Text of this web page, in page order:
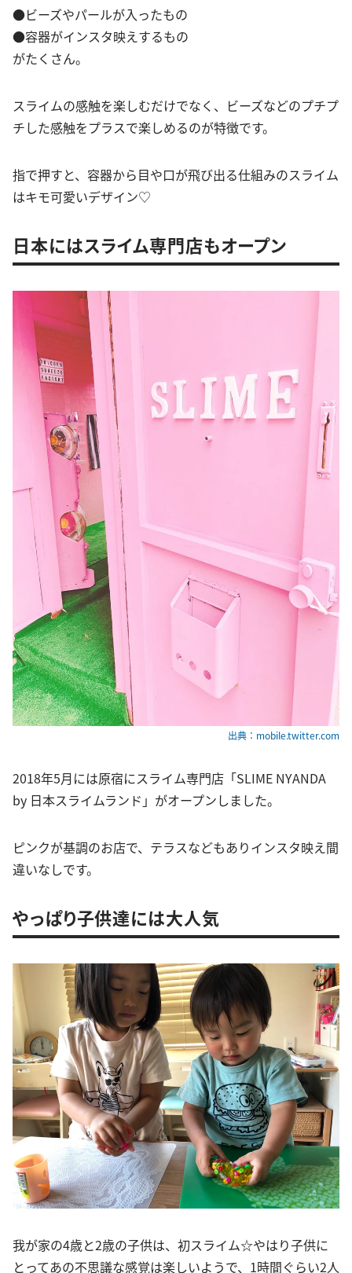
●ビーズやパールが入ったもの
●容器がインスタ映えするもの
がたくさん。
スライムの感触を楽しむだけでなく、ビーズなどのプチプ
チした感触をプラスで楽しめるのが特徴です。
指で押すと、容器から目や口が飛び出る仕組みのスライム
はキモ可愛いデザイン♡
日本にはスライム専門店もオープン
出典：mobile.twitter.com
2018年5月には原宿にスライム専門店「SLIME NYANDA
by 日本スライムランド」がオープンしました。
ピンクが基調のお店で、テラスなどもありインスタ映え間
違いなしです。
やっぱり子供達には大人気
我が家の4歳と2歳の子供は、初スライム☆やはり子供に
とってあの不思議な感覚は楽しいようで、1時間ぐらい2人